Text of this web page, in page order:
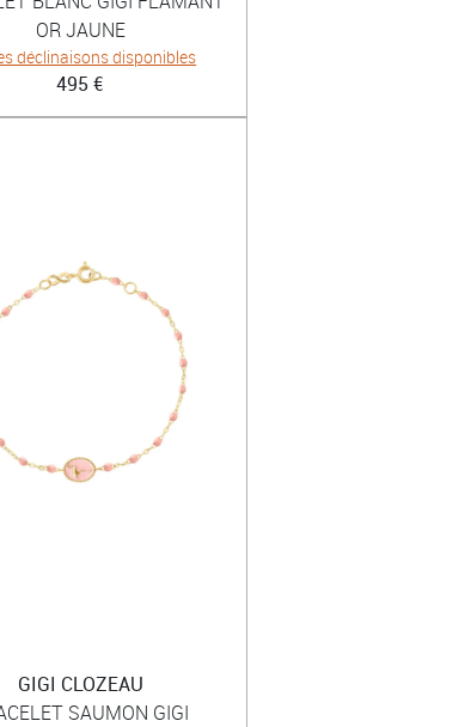
OR JAUNE
déclinaisons disponibles
495 €
GIGI CLOZEAU
SAUMON GIGI